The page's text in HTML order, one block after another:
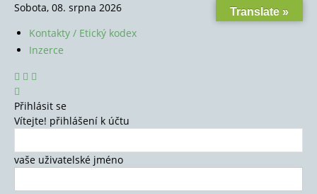
Sobota, 08. srpna 2026
Kontakty / Etický kodex
Inzerce
Přihlásit se
Vítejte! přihlášení k účtu
vaše uživatelské jméno
Translate »